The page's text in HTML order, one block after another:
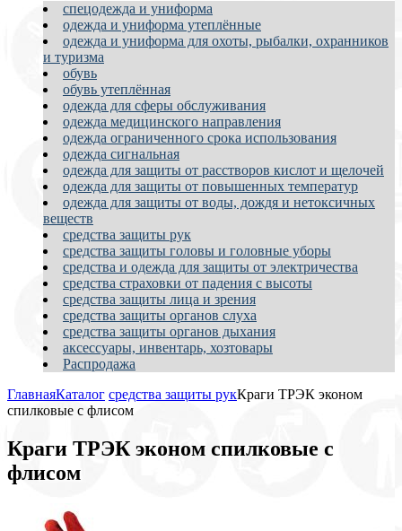
спецодежда и униформа
одежда и униформа утеплённые
одежда и униформа для охоты, рыбалки, охранников
и туризма
обувь
обувь утеплённая
одежда для сферы обслуживания
одежда медицинского направления
одежда ограниченного срока использования
одежда сигнальная
одежда для защиты от расстворов кислот и щелочей
одежда для защиты от повышенных температур
одежда для защиты от воды, дождя и нетоксичных
веществ
средства защиты рук
средства защиты головы и головные уборы
средства и одежда для защиты от электричества
средства страховки от падения с высоты
средства защиты лица и зрения
средства защиты органов слуха
средства защиты органов дыхания
аксессуары, инвентарь, хозтовары
Распродажа
ГлавнаяКаталог средства защиты рукКраги ТРЭК эконом
спилковые с флисом
Краги ТРЭК эконом спилковые с
флисом